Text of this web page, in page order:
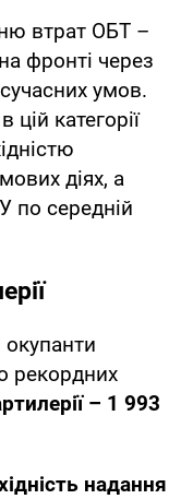
втрат ОБТ –
фронті через
умов.
категорії
діях, а
по середній
окупанти
рекордних
– 1 993
надання